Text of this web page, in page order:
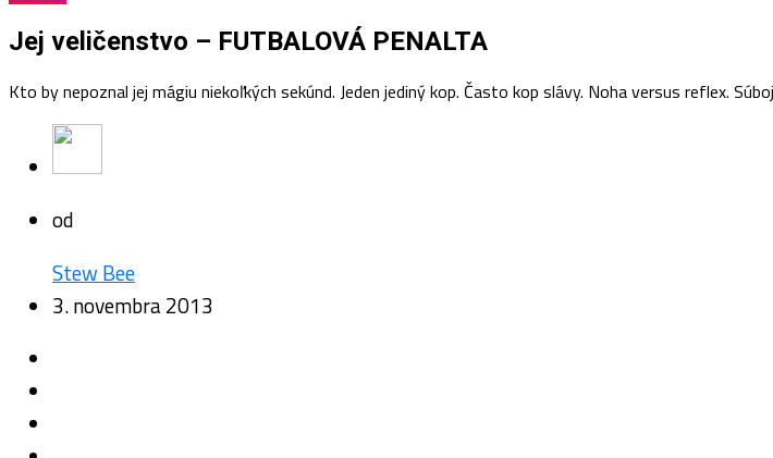
Jej veličenstvo – FUTBALOVÁ PENALTA
Kto by nepoznal jej mágiu niekoľkých sekúnd. Jeden jediný kop. Často kop slávy. Noha versus reflex.
od
Stew Bee
3. novembra 2013